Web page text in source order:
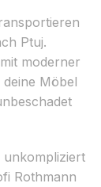
Ptuj.
moderner
Möbel
unkompliziert
Rothmann